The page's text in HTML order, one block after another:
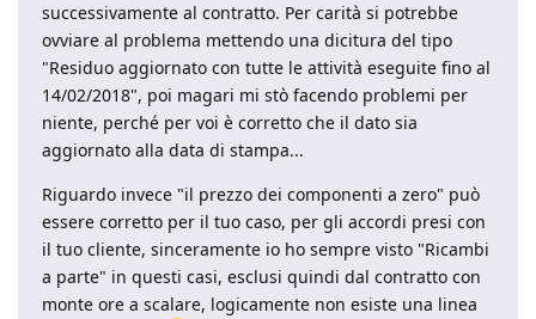
successivamente al contratto. Per carità si potrebbe
ovviare al problema mettendo una dicitura del tipo
"Residuo aggiornato con tutte le attività eseguite fino al
14/02/2018", poi magari mi stò facendo problemi per
niente, perché per voi è corretto che il dato sia
aggiornato alla data di stampa...
Riguardo invece "il prezzo dei componenti a zero" può
essere corretto per il tuo caso, per gli accordi presi con
il tuo cliente, sinceramente io ho sempre visto "Ricambi
a parte" in questi casi, esclusi quindi dal contratto con
monte ore a scalare, logicamente non esiste una linea